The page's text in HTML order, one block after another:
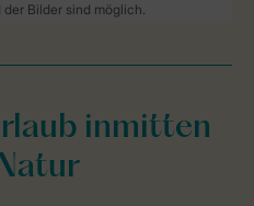
Bilder sind möglich.
inmitten